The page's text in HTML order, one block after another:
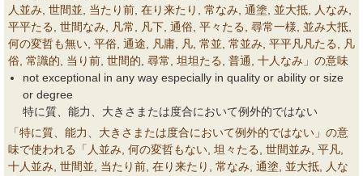
人並み, 世間並, 当たり前, 在り来たり, 常なみ, 通塗, 並大抵, 人なみ,
平平たる, 世間なみ, 凡常, 凡下, 通俗, 平々たる, 尋常一様, 並み大抵,
何の変哲も無い, 平俗, 通途, 凡庸, 凡, 常並, 常並み, 平平凡凡たる, 凡
俗, 常識的, 当り前, 世間的, 尋常, 坦坦たる, 普通, 十人なみ」の意味
not exceptional in any way especially in quality or ability or size
or degree
特に質、能力、大きさまたは度合において例外的ではない
「特に質、能力、大きさまたは度合において例外的ではない」の意
味で使われる「人並み, 何の変哲もない, 坦々たる, 世間並み, 平凡,
十人並み, 世間並, 当たり前, 在り来たり, 常なみ, 通塗, 並大抵, 人な